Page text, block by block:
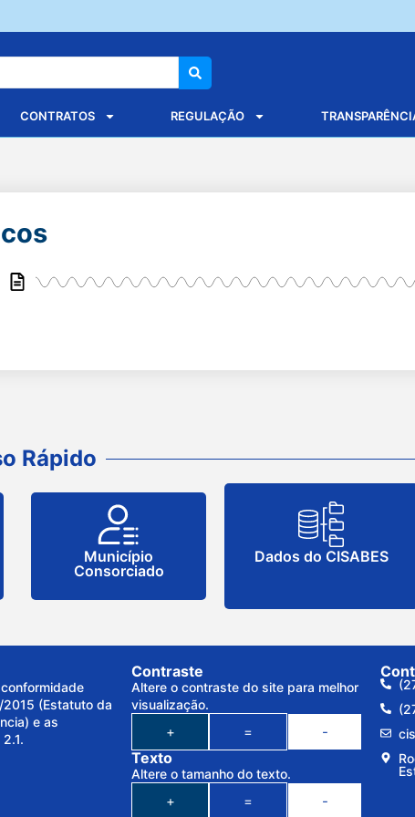
CONTRATOS REGULAÇÃO
Rápido
Município
Consorciado
Dados do CISABES
2015 (Estatuto da
e as
Contraste
Altere o contraste do site para melhor
visualização.
+ = -
Texto
Altere o tamanho do texto.
+ = -